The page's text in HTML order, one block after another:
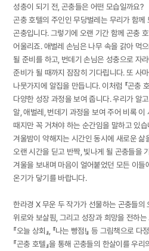
성충이 되기 전, 곤충들은 어떤 모습일까요?
곤충 호텔의 주인인 무당벌레는 무리가 함께
곤충입니다. 그렇기에 오랜 기간 함께 곤충
어울리죠. 애벌레 손님은 나무 속을 갉아 먹
될 준비를 하고, 번데기 손님은 성충으로 자
준비가 될 때까지 잠잠히 기다립니다. 또 사
나뭇가지에 알집을 만듭니다. 이처럼 『곤충
다양한 성장 과정을 보여 줍니다. 우리가 알
알, 애벌레, 번데기 과정을 보여 주어 비록
때지만 꼭 거쳐야 하는 순간임을 말하고 있
겨울밤이 약해지는 시간인 동시에 새로운
오랜 시간을 딛고 반짝, 빛나게 될 곤충들을
겨울을 보내며 마음이 얼어붙었던 모든 이
온기가 닿기를 바랍니다.
한라경 X 무운 두 작가가 선물하는 곤충들의
위로와 보살핌, 그리고 성장과 희망을 전하는
『오늘 상회』, 『나는 빵점!』 등 그림책으로
『곤충 호텔』을 통해 곤충들의 한살이를 우